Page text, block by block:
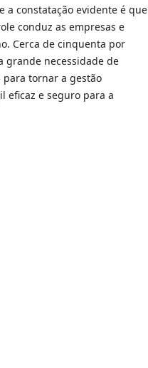
a constatação evidente é que
conduz as empresas e
Cerca de cinquenta por
grande necessidade de
para tornar a gestão
eficaz e seguro para a